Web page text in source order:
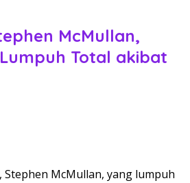
McMullan,
Total akibat
Stephen McMullan, yang lumpuh